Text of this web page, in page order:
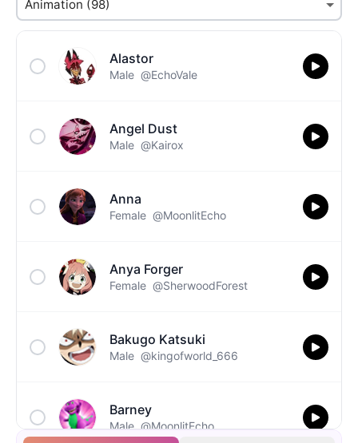
Alastor
Male @EchoVale
Angel Dust
Male @Kairox
Anna
Female @MoonlitEcho
Anya Forger
Female @SherwoodForest
Bakugo Katsuki
Male @kingofworld_666
Barney
Male @MoonlitEcho